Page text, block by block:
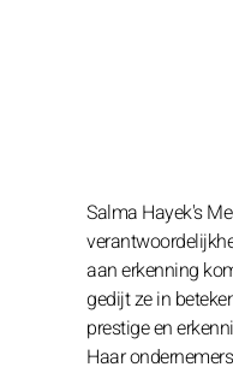
Salma Hayek's
aan erkenning
gedijt ze in
prestige en
Haar